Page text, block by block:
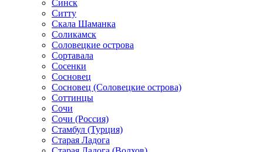
Синск
Ситту
Скала Шаманка
Соликамск
Соловецкие острова
Сортавала
Сосенки
Сосновец
Сосновец (Соловецкие острова)
Соттинцы
Сочи
Сочи (Россия)
Стамбул (Турция)
Старая Ладога